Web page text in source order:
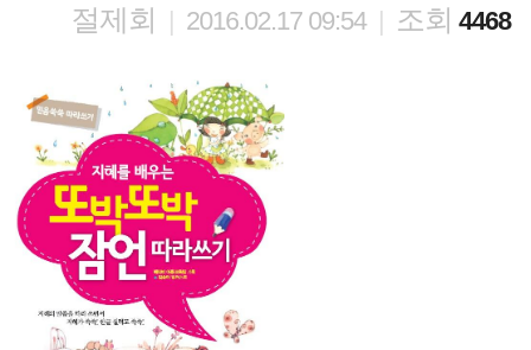
절제회 | 2016.02.17 09:54 | 조회 4468